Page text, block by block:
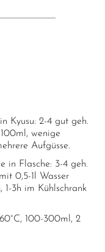
Kyusu: 2-4 gut geh.
wenige
Aufgüsse.
in Flasche: 3-4 geh.
0,5-1l Wasser
1-3h im Kühlschrank
100-300ml, 2